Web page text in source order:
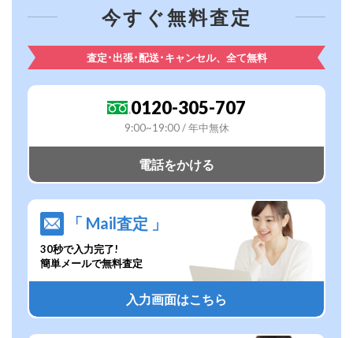
今すぐ無料査定
査定･出張･配送･キャンセル、全て無料
0120-305-707
9:00~19:00 / 年中無休
電話をかける
「 Mail査定 」
30秒で入力完了!
簡単メールで無料査定
入力画面はこちら